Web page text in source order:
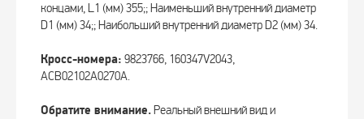
концами, L1 (мм) 355;; Наименьший внутренний диаметр
D1 (мм) 34;; Наибольший внутренний диаметр D2 (мм) 34.
Кросс-номера: 9823766, 160347V2043,
ACB02102A0270A.
Обратите внимание.Реальный внешний вид и